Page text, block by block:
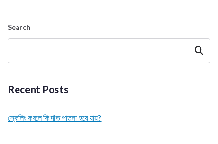
Search
Search
Recent Posts
স্কেলিং করলে কি দাঁত পাতলা হয়ে যায়?